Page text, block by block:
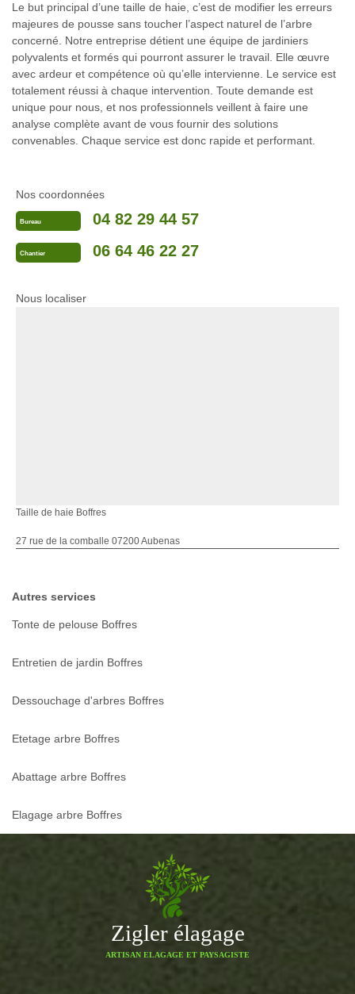
Le but principal d’une taille de haie, c’est de modifier les erreurs
majeures de pousse sans toucher l’aspect naturel de l’arbre
concerné. Notre entreprise détient une équipe de jardiniers
polyvalents et formés qui pourront assurer le travail. Elle œuvre
avec ardeur et compétence où qu’elle intervienne. Le service est
totalement réussi à chaque intervention. Toute demande est
unique pour nous, et nos professionnels veillent à faire une
analyse complète avant de vous fournir des solutions
convenables. Chaque service est donc rapide et performant.
Nos coordonnées
Bureau 04 82 29 44 57
Chantier 06 64 46 22 27
Nous localiser
Taille de haie Boffres
27 rue de la comballe 07200 Aubenas
Autres services
Tonte de pelouse Boffres
Entretien de jardin Boffres
Dessouchage d'arbres Boffres
Etetage arbre Boffres
Abattage arbre Boffres
Elagage arbre Boffres
Zigler élagage
ARTISAN ELAGAGE ET PAYSAGISTE